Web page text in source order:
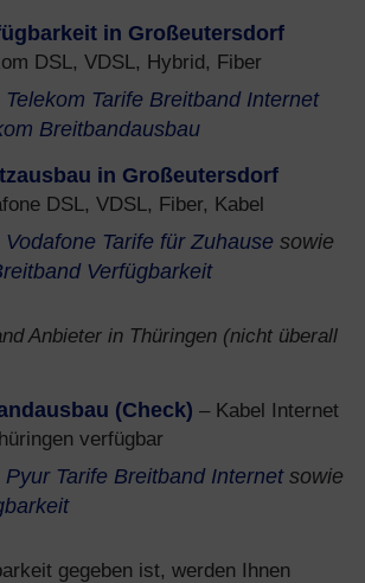
in Großeutersdorf
DSL, VDSL, Hybrid, Fiber
Telekom Tarife Breitband Internet
Breitbandausbau
in Großeutersdorf
DSL, VDSL, Fiber, Kabel
Vodafone Tarife für Zuhause sowie
Verfügbarkeit
Anbieter in Thüringen (nicht überall
(Check) – Kabel Internet
verfügbar
Pyur Tarife Breitband Internetsowie
gegeben ist, werden Ihnen